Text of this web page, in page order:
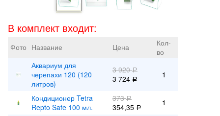
В комплект входит:
Фото Название Цена
Кол-
во
Аквариум для
черепахи 120 (120
литров)
3 920Р
3 724 Р 1
Кондиционер Tetra
Repto Safe 100 мл.
373Р
354,35 Р
1